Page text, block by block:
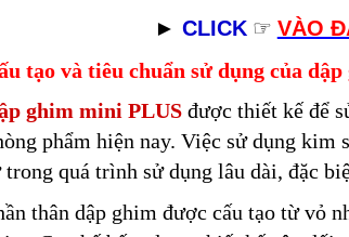
► CLICK ☞ VÀO
tạo và tiêu chuẩn sử dụng của
ghim mini PLUSđược thiết kế để
phẩm hiện nay. Việc sử dụng kim
trong quá trình sử dụng lâu dài, đặc
thân dập ghim được cấu tạo từ vỏ